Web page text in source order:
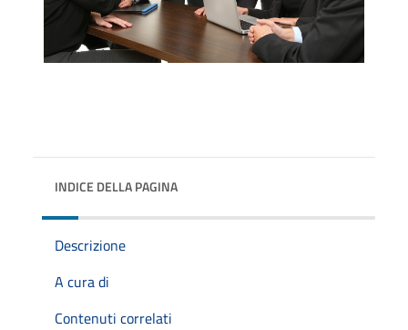
INDICE DELLA PAGINA
Descrizione
A cura di
Contenuti correlati